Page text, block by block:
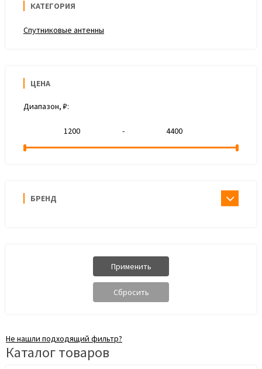
КАТЕГОРИЯ
Спутниковые антенны
ЦЕНА
Диапазон, ₽:
-
БРЕНД
Не нашли подходящий фильтр?
Каталог товаров